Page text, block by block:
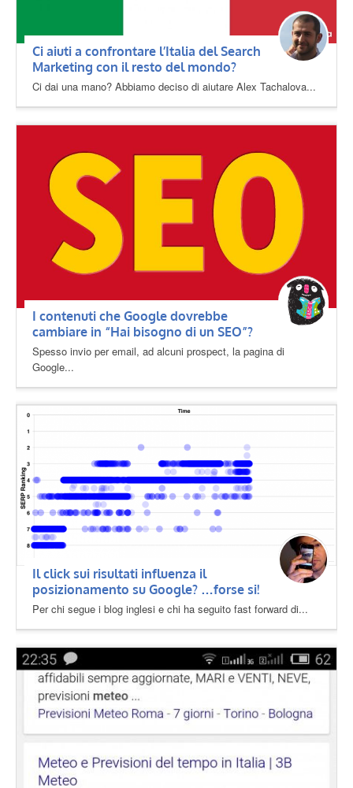
Ci aiuti a confrontare l’Italia del Search
Marketing con il resto del mondo?
Ci dai una mano? Abbiamo deciso di aiutare Alex Tachalova...
I contenuti che Google dovrebbe
cambiare in “Hai bisogno di un SEO”?
Spesso invio per email, ad alcuni prospect, la pagina di
Google...
Il click sui risultati influenza il
posizionamento su Google? …forse si!
Per chi segue i blog inglesi e chi ha seguito fast forward di...